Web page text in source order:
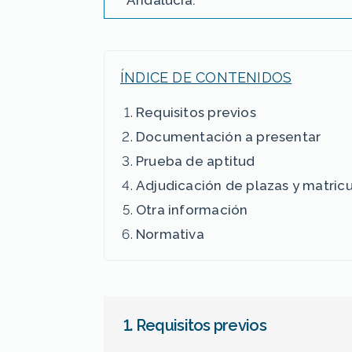
ÍNDICE DE CONTENIDOS
Requisitos previos
Documentación a presentar
Prueba de aptitud
Adjudicación de plazas y
Otra información
Normativa
1. Requisitos previos